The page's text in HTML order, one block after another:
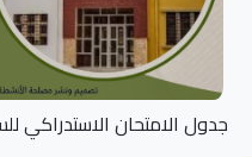
جدول الامتحان الاستدراكي